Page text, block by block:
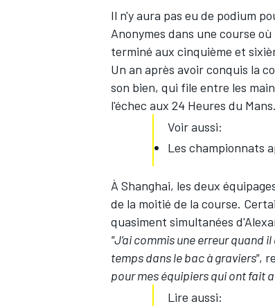
Il n'y aura pas eu de podium
Anonymes dans une course
terminé aux cinquième et
Un an après avoir conquis la
son bien, qui file entre les
l'échec aux 24 Heures du
Voir aussi:
Les championnats
À Shanghai, les deux
de la moitié de la course.
quasiment simultanées d'
"J’ai commis une erreur quand
temps dans le bac à graviers",
pour mes équipiers qui ont fait
Lire aussi: